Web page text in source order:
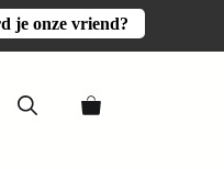
je onze vriend?